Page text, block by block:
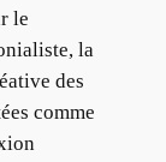
le
la
des
comme